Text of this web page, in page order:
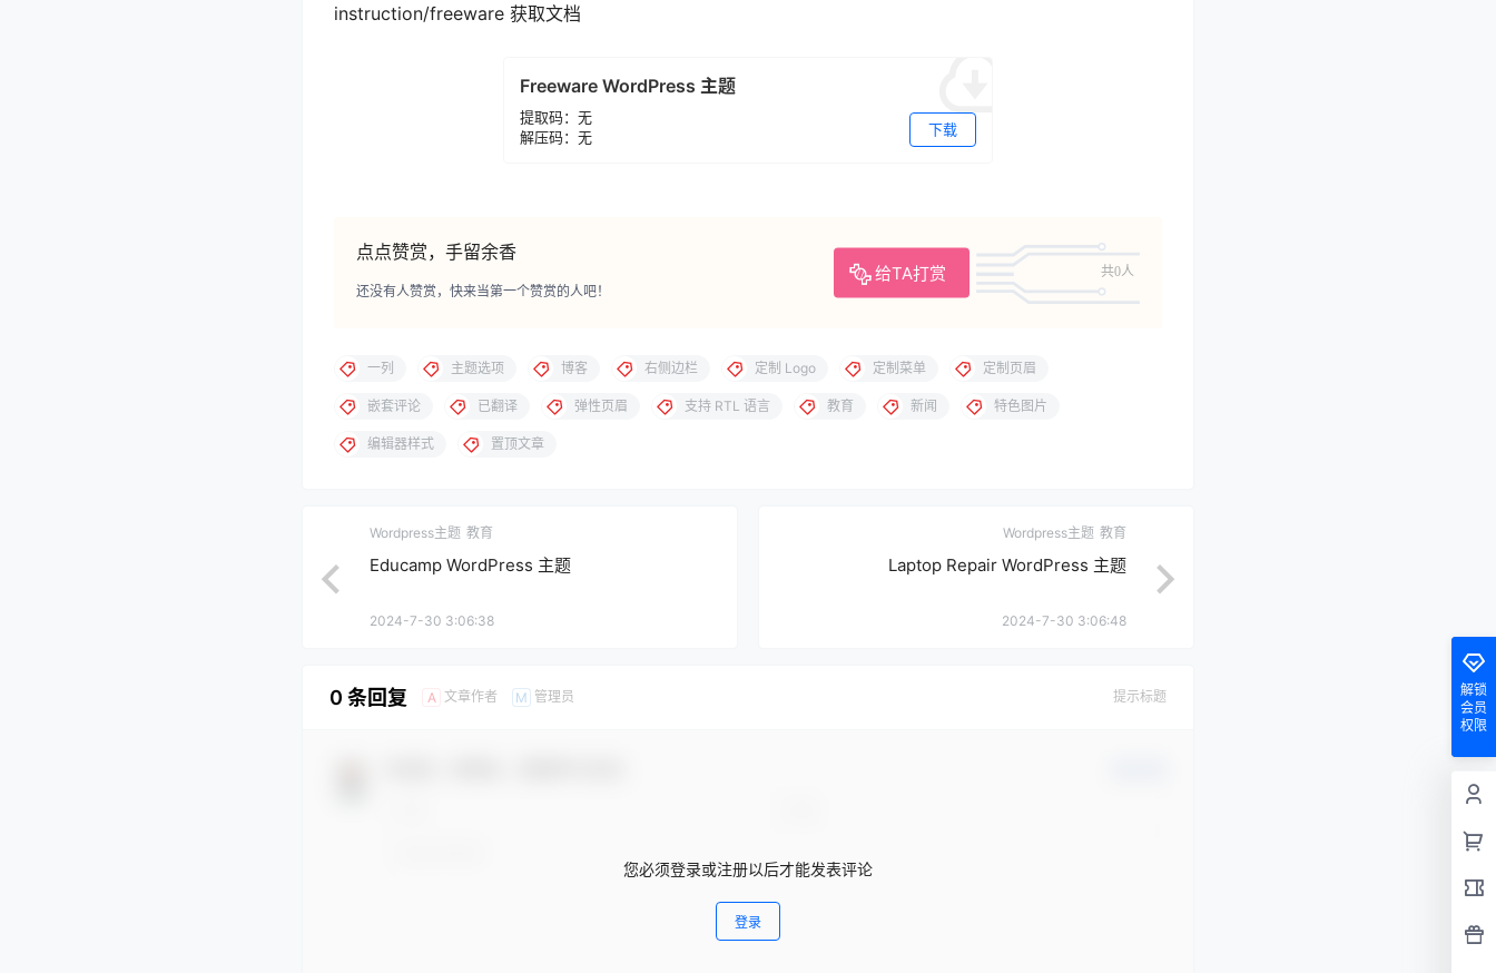
instruction/freeware 获取文档
Freeware WordPress 主题
提取码：无
解压码：无
下载
点点赞赏，手留余香
给TA打赏 共0人
还没有人赞赏，快来当第一个赞赏的人吧！
一列 主题选项 博客 右侧边栏 定制 Logo 定制菜单 定制页眉
嵌套评论 已翻译 弹性页眉 支持 RTL 语言 教育 新闻 特色图片
编辑器样式 置顶文章
Wordpress主题 教育
Educamp WordPress 主题
2024-7-30 3:06:38
Wordpress主题 教育
Laptop Repair WordPress 主题
2024-7-30 3:06:48
0 条回复 A 文章作者 M 管理员 提示标题
您必须登录或注册以后才能发表评论
登录
解锁
会员
权限